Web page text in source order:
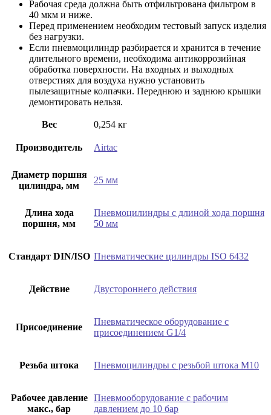
Рабочая среда должна быть отфильтрована фильтром в
40 мкм и ниже.
Перед применением необходим тестовый запуск изделия
без нагрузки.
Если пневмоцилиндр разбирается и хранится в течение
длительного времени, необходима антикоррозийная
обработка поверхности. На входных и выходных
отверстиях для воздуха нужно установить
пылезащитные колпачки. Переднюю и заднюю крышки
демонтировать нельзя.
Вес 0,254 кг
Производитель Airtac
Диаметр поршня
цилиндра, мм
25 мм
Длина хода
поршня, мм
Пневмоцилиндры с длиной хода поршня
50 мм
Стандарт DIN/ISO Пневматические цилиндры ISO 6432
Действие Двустороннего действия
Присоединение
Пневматическое оборудование с
присоединением G1/4
Резьба штока Пневмоцилиндры с резьбой штока М10
Рабочее давление
макс., бар
Пневмооборудование с рабочим
давлением до 10 бар